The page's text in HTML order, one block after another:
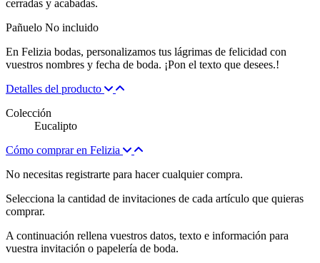
cerradas y acabadas.
Pañuelo No incluido
En Felizia bodas, personalizamos tus lágrimas de felicidad con
vuestros nombres y fecha de boda. ¡Pon el texto que desees.!
Detalles del producto
Colección
Eucalipto
Cómo comprar en Felizia
No necesitas registrarte para hacer cualquier compra.
Selecciona la cantidad de invitaciones de cada artículo que quieras
comprar.
A continuación rellena vuestros datos, texto e información para
vuestra invitación o papelería de boda.